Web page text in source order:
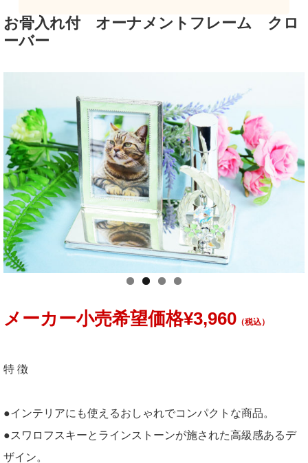
お骨入れ付 オーナメントフレーム クロ
ーバー
メーカー小売希望価格¥3,960 （税込）
特 徴
●インテリアにも使えるおしゃれでコンパクトな商品。
●スワロフスキーとラインストーンが施された高級感あるデ
ザイン。